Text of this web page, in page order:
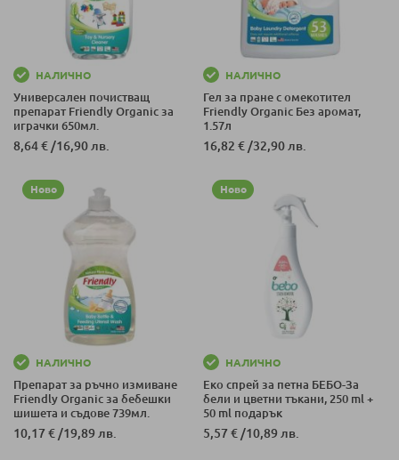
НАЛИЧНО
Универсален почистващ
препарат Friendly Organic за
играчки 650мл.
8,64 €/16,90 лв.
НАЛИЧНО
Гел за пране с омекотител
Friendly Organic Без аромат,
1.57л
16,82 €/32,90 лв.
Ново
НАЛИЧНО
Препарат за ръчно измиване
Friendly Organic за бебешки
шишета и съдове 739мл.
10,17 € /19,89 лв.
Ново
НАЛИЧНО
Еко спрей за петна БЕБО-За
бели и цветни тъкани, 250 ml +
50 ml подарък
5,57 € /10,89 лв.